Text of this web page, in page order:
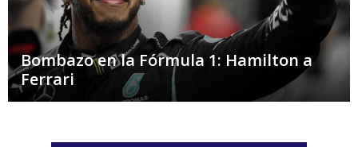
Bombazo en la Fórmula 1: Hamilton a
Ferrari